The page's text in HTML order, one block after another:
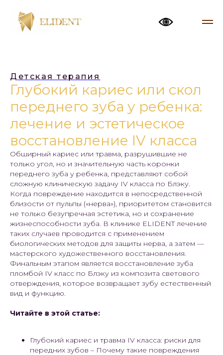
Детская терапия
Глубокий кариес или скол
переднего зуба у ребенка:
лечение и эстетическое
восстановление IV класса
Обширный кариес или травма, разрушившие не
только угол, но и значительную часть коронки
переднего зуба у ребенка, представляют собой
сложную клиническую задачу IV класса по Блэку.
Когда повреждение находится в непосредственной
близости от пульпы («нерва»), приоритетом становится
не только безупречная эстетика, но и сохранение
жизнеспособности зуба. В клинике ELIDENT лечение
таких случаев проводится с применением
биологических методов для защиты нерва, а затем —
мастерского художественного восстановления.
Финальным этапом является восстановление зуба
пломбой IV класс по Блэку из композита светового
отверждения, которое возвращает зубу естественный
вид и функцию.
Читайте в этой статье:
Глубокий кариес и травма IV класса: риски для
передних зубов – Почему такие повреждения